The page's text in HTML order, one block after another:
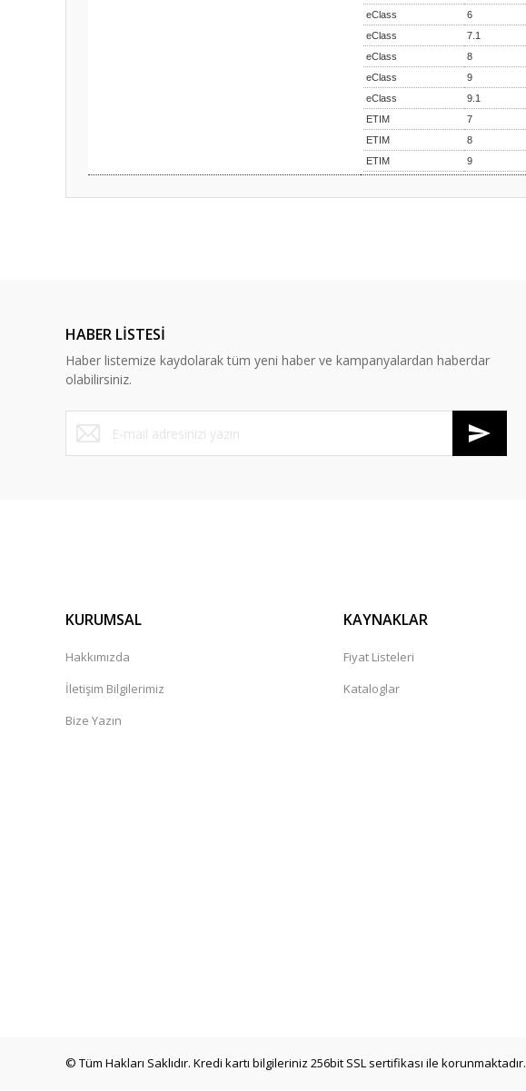
eClass
6
eClass
7.1
eClass
8
eClass
9
eClass
9.1
ETIM
7
ETIM
8
ETIM
9
Ürün bilgilerinde hatalar bulunuyor.
Ürün fiyatı diğer sitelerden daha pahalı.
HABER LİSTESİ
Haber listemize kaydolarak tüm yeni haber ve kampanyalardan haberdar
olabilirsiniz.
KURUMSAL
Hakkımızda
İletişim Bilgilerimiz
Bize Yazın
KAYNAKLAR
Fiyat Listeleri
Kataloglar
© Tüm Hakları Saklıdır. Kredi kartı bilgileriniz 256bit SSL sertifikası ile korunmaktadır.